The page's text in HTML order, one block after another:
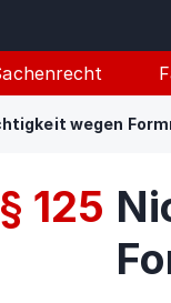
wegen
§ 125